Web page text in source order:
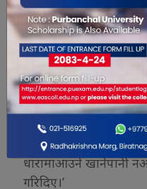
धेरै टिकटक
बनाइदिनु भनेको
आग्रह पूर्वाग्रह केही
पनिथिएन । केहीअ
नेतालाई भोट दिने ? यस
भनेपछिभिडियो
भिडियो आएपछि
गरेभने अर्कै दलमा रहेका
धारामाआउने खानेपानी
गरिदिए।’